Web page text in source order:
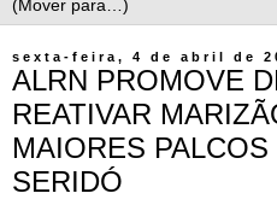
sexta-feira, 4 de abril de
ALRN PROMOVE
REATIVAR
MAIORES
SERIDÓ